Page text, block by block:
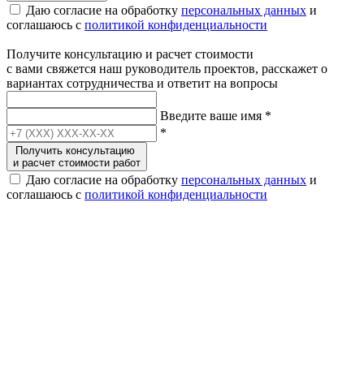
Даю согласие на обработку персональных данных и
соглашаюсь с политикой конфиденциальности
Получите консультацию и расчет стоимости
с вами свяжется наш руководитель проектов, расскажет о
вариантах сотрудничества и ответит на вопросы
Введите ваше имя *
*
Получить консультацию
и расчет стоимости работ
Даю согласие на обработку персональных данных и
соглашаюсь с политикой конфиденциальности